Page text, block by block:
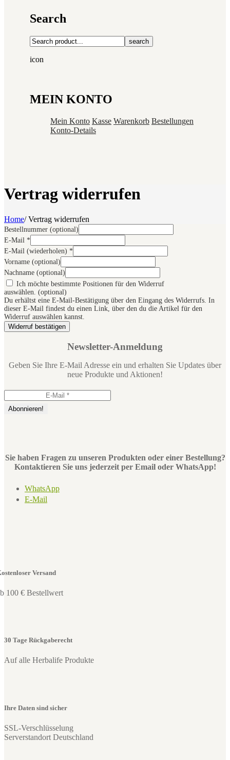
Search
search
icon
MEIN KONTO
Mein Konto Kasse Warenkorb Bestellungen
Konto-Details
Vertrag widerrufen
Home/Vertrag widerrufen
Bestellnummer (optional)
E-Mail *
E-Mail (wiederholen) *
Vorname (optional)
Nachname (optional)
Ich möchte bestimmte Positionen für den Widerruf
auswählen. (optional)
Du erhältst eine E-Mail-Bestätigung über den Eingang des Widerrufs. In
dieser E-Mail findest du einen Link, über den du die Artikel für den
Widerruf auswählen kannst.
Widerruf bestätigen
Newsletter-Anmeldung
Geben Sie Ihre E-Mail Adresse ein und erhalten Sie Updates über
neue Produkte und Aktionen!
Sie haben Fragen zu unseren Produkten oder einer Bestellung?
Kontaktieren Sie uns jederzeit per Email oder WhatsApp!
WhatsApp
E-Mail
Versand
100 € Bestellwert
30 Tage Rückgaberecht
Auf alle Herbalife Produkte
Ihre Daten sind sicher
SSL-Verschlüsselung
Serverstandort Deutschland